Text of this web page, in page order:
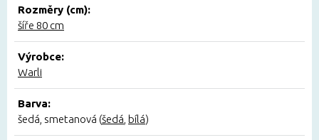
Rozměry (cm):
šíře 80 cm
Výrobce:
Warli
Barva:
šedá, smetanová (šedá bílá)